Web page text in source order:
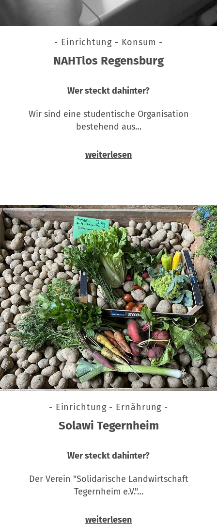
- Einrichtung - Konsum -
NAHTlos Regensburg
Wer steckt dahinter?
Wir sind eine studentische Organisation
bestehend aus…
weiterlesen
- Einrichtung - Ernährung -
Solawi Tegernheim
Wer steckt dahinter?
Der Verein "Solidarische Landwirtschaft
Tegernheim e.V."…
weiterlesen